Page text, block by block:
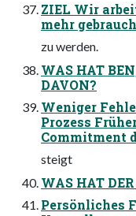
ZIEL Wir
mehr
zu werden.
WAS HAT
DAVON?
Weniger
Prozess
Commitment
steigt
WAS HAT
Persönliches